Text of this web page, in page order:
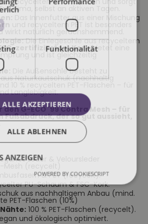
selbst an aktiven Tagen.
Das Innenfutter aus einer Mischung
und recyceltem PET ist besonders
wirkt natürlich geruchshemmend.
Die Einlegesohle aus recyceltem
zertifiziertem Korkbietet eine
und ist gleichzeitig
Die Außensohle besteht zu
Naturkautschuk (nachhaltig
Langlebigkeit.
G-ECO '99 Contra Mesh – für
der so gut aussieht,
Leder & Veloursleder
& PET (recycelt).
PU-Schaum & FSC-Kork.
aus nachhaltigem Anbau (mind.
PET-Flaschen (10%)
100 % PET-Flaschen (recycelt).
und ökologisch optimiert.
Funktionalität
ALLE AKZEPTIEREN
ALLE ABLEHNEN
ANZEIGEN
POWERED BY COOKIESCRIPT